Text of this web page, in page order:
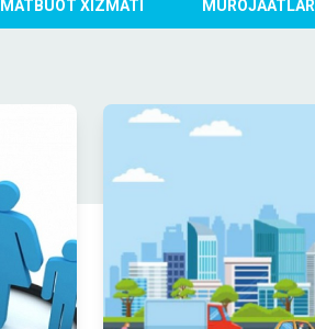
MATBUOT XIZMATI MUROJAATLAR